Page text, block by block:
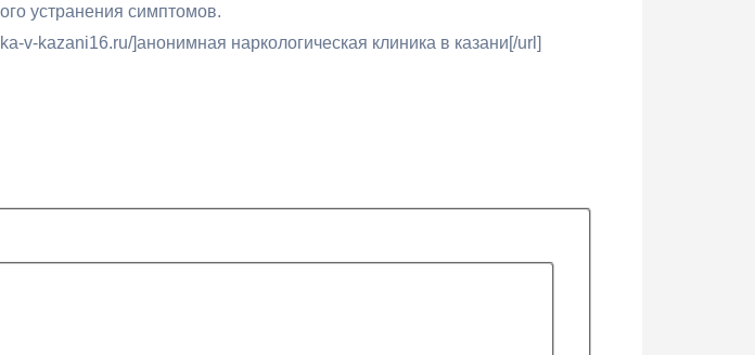
устранения симптомов.
kazani16.ru/]анонимная наркологическая клиника в казани[/url]